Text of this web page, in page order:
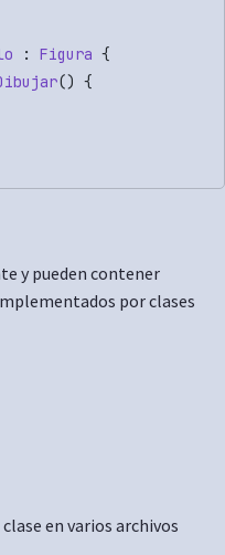
: Figura {
() {
y pueden contener
por clases
en varios archivos